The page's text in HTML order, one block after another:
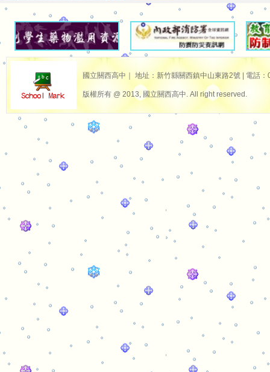
國立關西高中｜ 地址：新竹縣關西鎮中山東路2號 | 電話
版權所有 @ 2013, 國立關西高中. All right reserved.